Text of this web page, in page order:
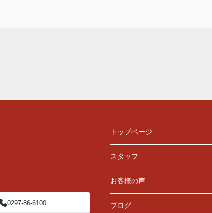
0297-86-6100
トップページ
スタッフ
お客様の声
ブログ